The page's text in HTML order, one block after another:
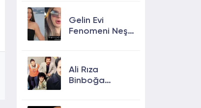
Gelin Evi
Fenomeni Neşe
neden öldü?
Ali Rıza
Binboğa